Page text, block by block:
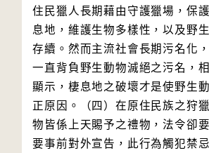
住民獵人長期藉由守護獵場，保
息地，維護生物多樣性，以及野
存續。然而主流社會長期污名化
一直背負野生動物滅絕之污名，
顯示，棲息地之破壞才是使野生
正原因。（四）在原住民族之狩
物皆係上天賜予之禮物，法令卻
要事前對外宣告，此行為觸犯禁